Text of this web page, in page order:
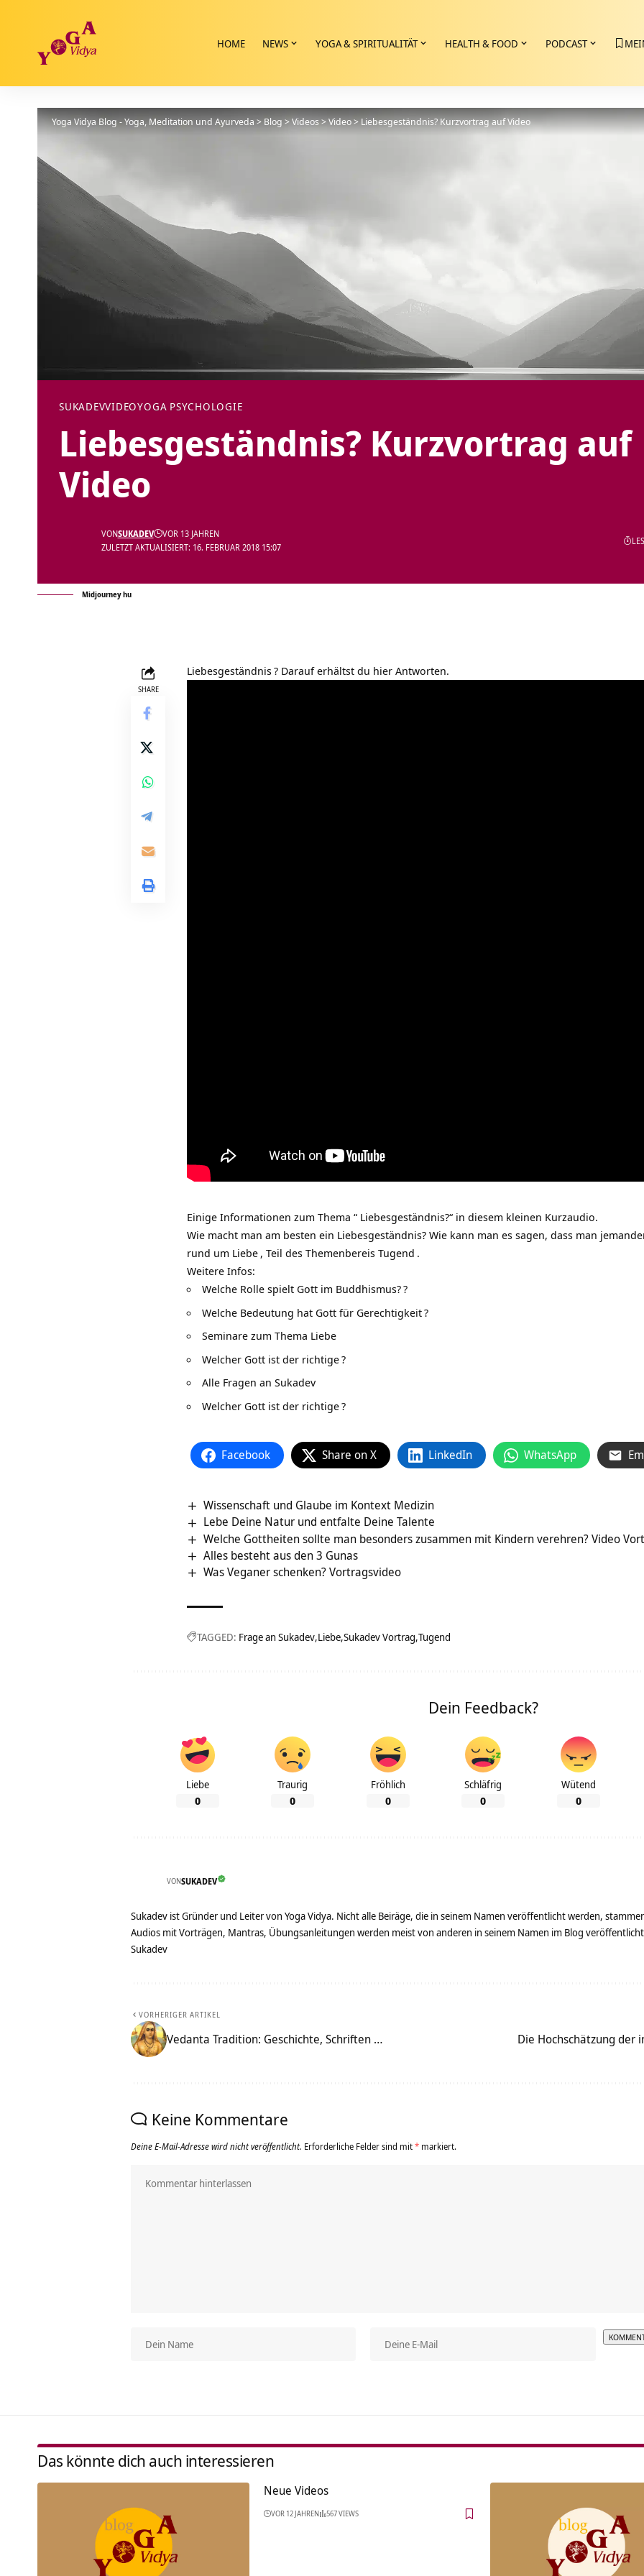
HOME NEWS YOGA & SPIRITUALITÄT HEALTH & FOOD PODCAST
Yoga Vidya Blog - Yoga, Meditation und Ayurveda > Blog>Videos>Video>Liebesgeständnis? Kurzvortrag auf Video
SUKADEVVIDEOYOGA PSYCHOLOGIE
Liebesgeständnis? Kurzvortrag auf
Video
ZULETZT AKTUALISIERT: 16. FEBRUAR 2018 15:07
VONSUKADEV VOR 13 JAHREN
Midjourney hu
SHARE
Liebesgeständnis? Darauf erhältst du hier Antworten.
Einige Informationen zum Thema “ Liebesgeständnis?“ in diesem kleinen Kurzaudio.
Wie macht man am besten ein Liebesgeständnis? Wie kann man es sagen, dass man
rund um Liebe , Teil des Themenbereis Tugend .
Weitere Infos:
Welche Rolle spielt Gott im Buddhismus??
Welche Bedeutung hat Gott für Gerechtigkeit?
Seminare zum Thema Liebe
Welcher Gott ist der richtige?
Alle Fragen an Sukadev
Welcher Gott ist der richtige?
Facebook Share on X LinkedIn WhatsApp
Wissenschaft und Glaube im Kontext Medizin
Lebe Deine Natur und entfalte Deine Talente
Welche Gottheiten sollte man besonders zusammen mit Kindern verehren? Video
Alles besteht aus den 3 Gunas
Was Veganer schenken? Vortragsvideo
TAGGED: Frage an Sukadev Liebe Sukadev Vortrag Tugend
Dein Feedback?
Liebe
0
Traurig
0
Fröhlich
0
Schläfrig
0
Wütend
0
VONSUKADEV
Sukadev ist Gründer und Leiter von Yoga Vidya. Nicht alle Beiräge, die in seinem Namen veröffentlicht werden,
Audios mit Vorträgen, Mantras, Übungsanleitungen werden meist von anderen in seinem Namen im Blog
Sukadev
VORHERIGER ARTIKEL
Vedanta Tradition: Geschichte, Schriften … Die Hochschätzung der
Keine Kommentare
Deine E-Mail-Adresse wird nicht veröffentlicht. Erforderliche Felder sind mit* markiert.
Das könnte dich auch interessieren
Neue Videos
VOR 12 JAHREN 567 VIEWS